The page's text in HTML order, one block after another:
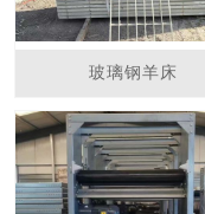
玻璃钢羊床